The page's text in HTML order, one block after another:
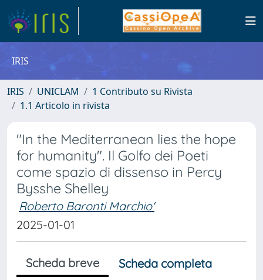
IRIS
IRIS UNICLAM
1 Contributo su Rivista
1.1 Articolo in rivista
"In the Mediterranean lies the hope
for humanity". Il Golfo dei Poeti
come spazio di dissenso in Percy
Bysshe Shelley
Roberto Baronti Marchio'
2025-01-01
Scheda breve
Scheda completa